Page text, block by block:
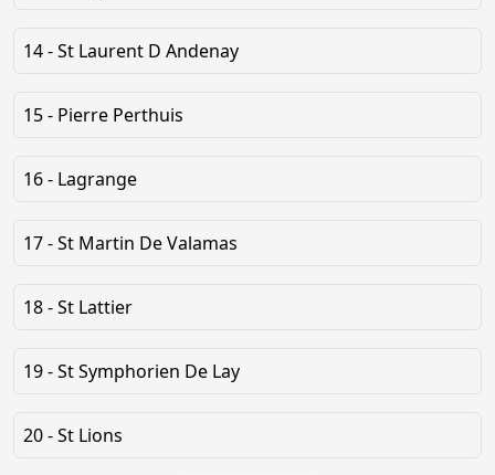
14 - St Laurent D Andenay
15 - Pierre Perthuis
16 - Lagrange
17 - St Martin De Valamas
18 - St Lattier
19 - St Symphorien De Lay
20 - St Lions